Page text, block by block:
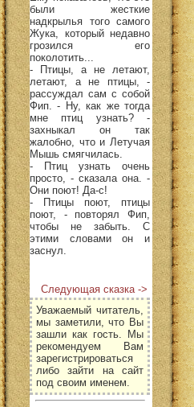
были жесткие
надкрылья того самого
Жука, который недавно
грозился его
поколотить...
- Птицы, а не летают,
летают, а не птицы, -
рассуждал сам с собой
Фип. - Ну, как же тогда
мне птиц узнать? -
захныкал он так
жалобно, что и Летучая
Мышь смягчилась.
- Птиц узнать очень
просто, - сказала она. -
Они поют! Да-с!
- Птицы поют, птицы
поют, - повторял Фип,
чтобы не забыть. С
этими словами он и
заснул.
Следующая сказка ->
Уважаемый читатель,
мы заметили, что Вы
зашли как гость. Мы
рекомендуем Вам
зарегистрироваться
либо зайти на сайт
под своим именем.